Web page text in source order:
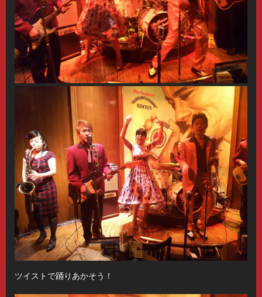
ツイストで踊りあかそう！